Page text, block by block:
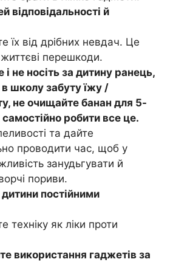
відповідальності й
їх від дрібних невдач. Це
перешкоди.
і не носіть за дитину ранець,
в школу забуту їжу /
не очищайте банан для 5-
самостійно робити все це.
та дайте
проводити час, щоб у
занудьгувати й
пориви.
постійними
техніку як ліки проти
використання гаджетів за